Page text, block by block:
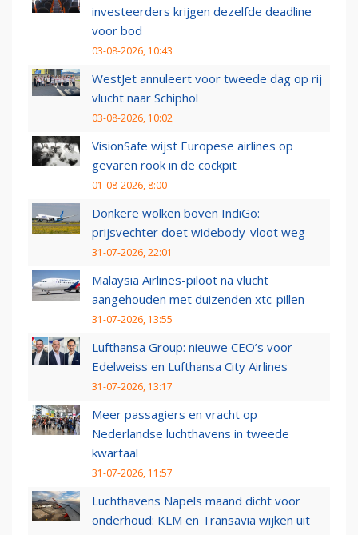
investeerders krijgen dezelfde deadline
voor bod
03-08-2026, 10:43
WestJet annuleert voor tweede dag op rij
vlucht naar Schiphol
03-08-2026, 10:02
VisionSafe wijst Europese airlines op
gevaren rook in de cockpit
01-08-2026, 8:00
Donkere wolken boven IndiGo:
prijsvechter doet widebody-vloot weg
31-07-2026, 22:01
Malaysia Airlines-piloot na vlucht
aangehouden met duizenden xtc-pillen
31-07-2026, 13:55
Lufthansa Group: nieuwe CEO’s voor
Edelweiss en Lufthansa City Airlines
31-07-2026, 13:17
Meer passagiers en vracht op
Nederlandse luchthavens in tweede
kwartaal
31-07-2026, 11:57
Luchthavens Napels maand dicht voor
onderhoud: KLM en Transavia wijken uit